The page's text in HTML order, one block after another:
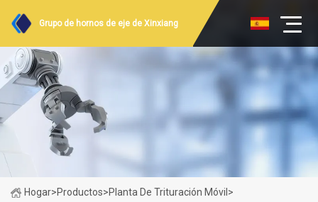
Grupo de hornos de eje de Xinxiang
Hogar>Productos>Planta De Trituración Móvil >